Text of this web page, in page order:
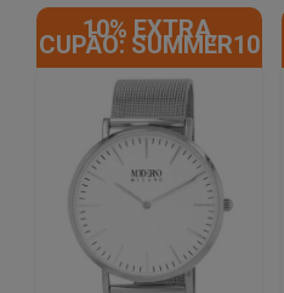
10% EXTRA,
CUPÃO: SUMMER10